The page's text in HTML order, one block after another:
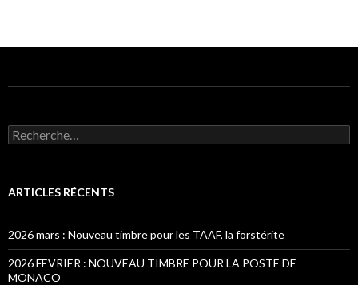
Recherche pour :
ARTICLES RÉCENTS
2026 mars : Nouveau timbre pour les TAAF, la forstérite
2026 FEVRIER : NOUVEAU TIMBRE POUR LA POSTE DE
MONACO